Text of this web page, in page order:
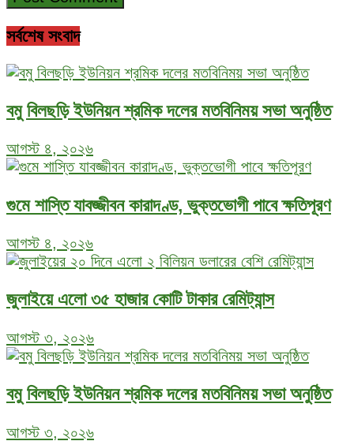
সর্বশেষ সংবাদ
বমু বিলছড়ি ইউনিয়ন শ্রমিক দলের মতবিনিময় সভা অনুষ্ঠিত
আগস্ট ৪, ২০২৬
গুমে শাস্তি যাবজ্জীবন কারাদণ্ড, ভুক্তভোগী পাবে ক্ষতিপূরণ
আগস্ট ৪, ২০২৬
জুলাইয়ে এলো ৩৫ হাজার কোটি টাকার রেমিট্যান্স
আগস্ট ৩, ২০২৬
বমু বিলছড়ি ইউনিয়ন শ্রমিক দলের মতবিনিময় সভা অনুষ্ঠিত
আগস্ট ৩, ২০২৬